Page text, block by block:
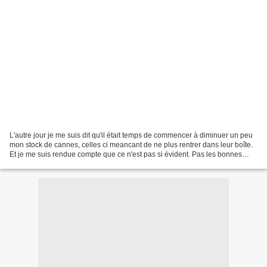
L'autre jour je me suis dit qu'il était temps de commencer à diminuer un peu
mon stock de cannes, celles ci meancant de ne plus rentrer dans leur boîte.
Et je me suis rendue compte que ce n'est pas si évident. Pas les bonnes